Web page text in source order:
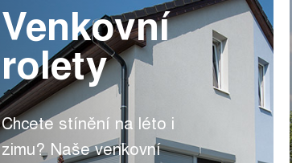
Venkovní
rolety
Chcete stínění na léto i
zimu? Naše venkovní